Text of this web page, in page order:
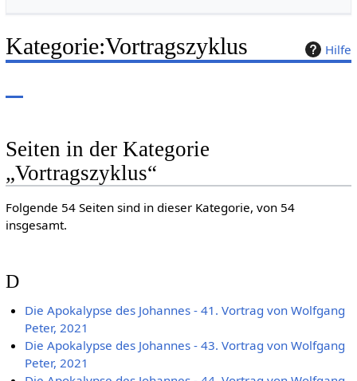
Hilfe
Kategorie:Vortragszyklus
Seiten in der Kategorie
„Vortragszyklus“
Folgende 54 Seiten sind in dieser Kategorie, von 54
insgesamt.
D
Die Apokalypse des Johannes - 41. Vortrag von Wolfgang
Peter, 2021
Die Apokalypse des Johannes - 43. Vortrag von Wolfgang
Peter, 2021